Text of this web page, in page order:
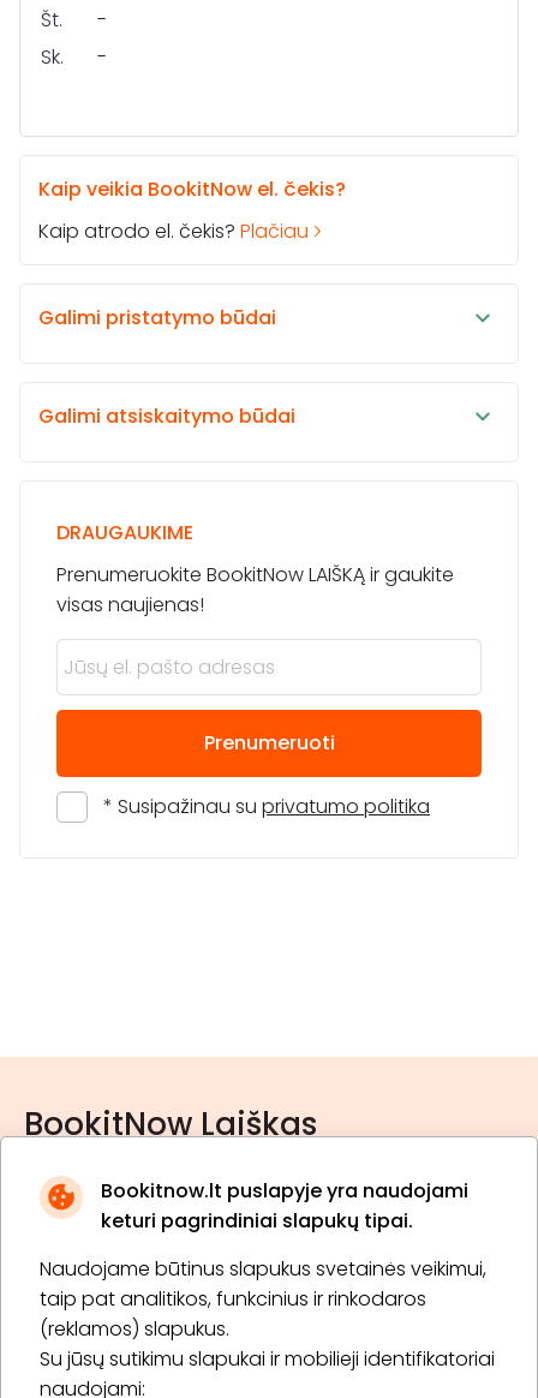
Bookitnow.lt puslapyje yra naudojami
keturi pagrindiniai slapukų tipai.
Naudojame būtinus slapukus svetainės veikimui,
taip pat analitikos, funkcinius ir rinkodaros
(reklamos) slapukus.
Su jūsų sutikimu slapukai ir mobilieji identifikatoriai
naudojami:
Št.
-
Sk.
-
Kaip veikia BookitNow el. čekis?
Kaip atrodo el. čekis? Plačiau
Galimi pristatymo būdai
Galimi atsiskaitymo būdai
DRAUGAUKIME
Prenumeruokite BookitNow LAIŠKĄ ir gaukite
visas naujienas!
Prenumeruoti
* Susipažinau su privatumo politika
BookitNow Laiškas
* Susipažinau su privatumo politika
Prenumeruoti